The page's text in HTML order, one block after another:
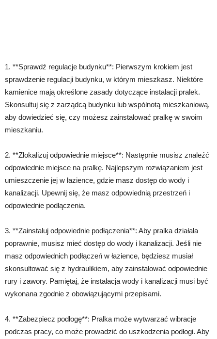
1. **Sprawdź regulacje budynku**: Pierwszym krokiem jest
sprawdzenie regulacji budynku, w którym mieszkasz. Niektóre
kamienice mają określone zasady dotyczące instalacji pralek.
Skonsultuj się z zarządcą budynku lub wspólnotą mieszkaniową,
aby dowiedzieć się, czy możesz zainstalować pralkę w swoim
mieszkaniu.
2. **Zlokalizuj odpowiednie miejsce**: Następnie musisz znaleźć
odpowiednie miejsce na pralkę. Najlepszym rozwiązaniem jest
umieszczenie jej w łazience, gdzie masz dostęp do wody i
kanalizacji. Upewnij się, że masz odpowiednią przestrzeń i
odpowiednie podłączenia.
3. **Zainstaluj odpowiednie podłączenia**: Aby pralka działała
poprawnie, musisz mieć dostęp do wody i kanalizacji. Jeśli nie
masz odpowiednich podłączeń w łazience, będziesz musiał
skonsultować się z hydraulikiem, aby zainstalować odpowiednie
rury i zawory. Pamiętaj, że instalacja wody i kanalizacji musi być
wykonana zgodnie z obowiązującymi przepisami.
4. **Zabezpiecz podłogę**: Pralka może wytwarzać wibracje
podczas pracy, co może prowadzić do uszkodzenia podłogi. Aby